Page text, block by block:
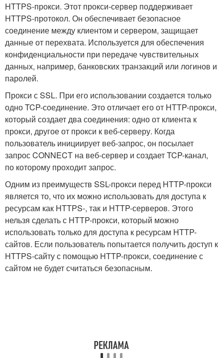
HTTPS-прокси. Этот прокси-сервер поддерживает
HTTPS-протокол. Он обеспечивает безопасное
соединение между клиентом и сервером, защищает
данные от перехвата. Используется для обеспечения
конфиденциальности при передаче чувствительных
данных, например, банковских транзакций или логинов и
паролей.
Прокси с SSL. При его использовании создается только
одно TCP-соединение. Это отличает его от HTTP-прокси,
который создает два соединения: одно от клиента к
прокси, другое от прокси к веб-серверу. Когда
пользователь инициирует веб-запрос, он посылает
запрос CONNECT на веб-сервер и создает TCP-канал,
по которому проходит запрос.
Одним из преимуществ SSL-прокси перед HTTP-прокси
является то, что их можно использовать для доступа к
ресурсам как HTTPS-, так и HTTP-серверов. Этого
нельзя сделать с HTTP-прокси, который можно
использовать только для доступа к ресурсам HTTP-
сайтов. Если пользователь попытается получить доступ к
HTTPS-сайту с помощью HTTP-прокси, соединение с
сайтом не будет считаться безопасным.